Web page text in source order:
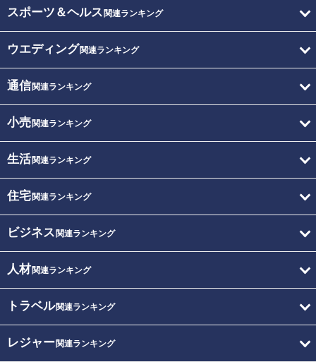
スポーツ＆ヘルス 関連ランキング
ウエディング関連ランキング
通信関連ランキング
小売関連ランキング
生活関連ランキング
住宅関連ランキング
ビジネス 関連ランキング
人材関連ランキング
トラベル関連ランキング
レジャー関連ランキング